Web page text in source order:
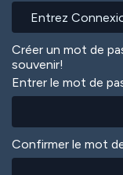
Créer un mot de
souvenir!
Entrer le mot de
Confirmer le mot